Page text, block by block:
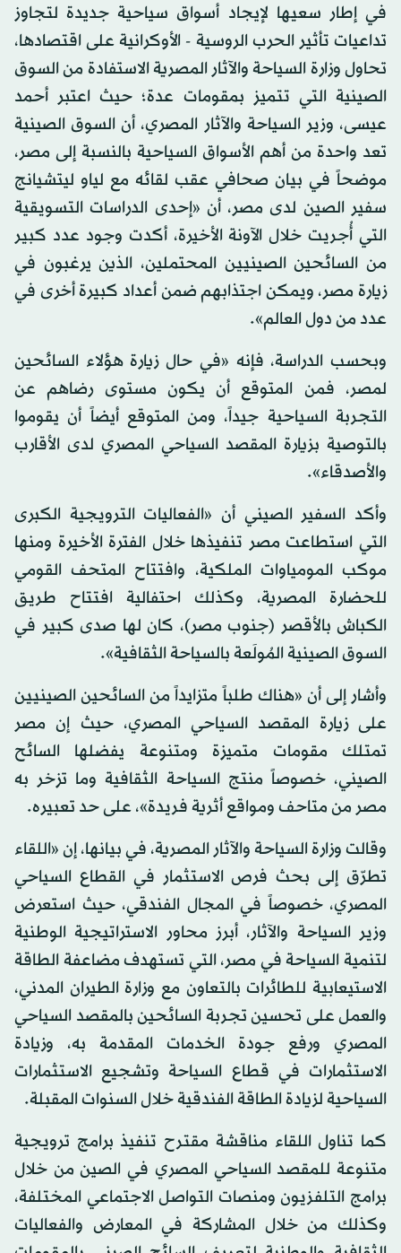
في إطار سعيها لإيجاد أسواق سياحية جديدة لتجاوز
تداعيات تأثير الحرب الروسية - الأوكرانية على اقتصادها،
تحاول وزارة السياحة والآثار المصرية الاستفادة من السوق
الصينية التي تتميز بمقومات عدة؛ حيث اعتبر أحمد
عيسى، وزير السياحة والآثار المصري، أن السوق الصينية
تعد واحدة من أهم الأسواق السياحية بالنسبة إلى مصر،
موضحاً في بيان صحافي عقب لقائه مع لياو ليتشيانج
سفير الصين لدى مصر، أن «إحدى الدراسات التسويقية
التي أُجريت خلال الآونة الأخيرة، أكدت وجود عدد كبير
من السائحين الصينيين المحتملين، الذين يرغبون في
زيارة مصر، ويمكن اجتذابهم ضمن أعداد كبيرة أخرى في
عدد من دول العالم».
وبحسب الدراسة، فإنه «في حال زيارة هؤلاء السائحين
لمصر، فمن المتوقع أن يكون مستوى رضاهم عن
التجربة السياحية جيداً، ومن المتوقع أيضاً أن يقوموا
بالتوصية بزيارة المقصد السياحي المصري لدى الأقارب
والأصدقاء».
وأكد السفير الصيني أن «الفعاليات الترويجية الكبرى
التي استطاعت مصر تنفيذها خلال الفترة الأخيرة ومنها
موكب المومياوات الملكية، وافتتاح المتحف القومي
للحضارة المصرية، وكذلك احتفالية افتتاح طريق
الكباش بالأقصر (جنوب مصر)، كان لها صدى كبير في
السوق الصينية المُولَعة بالسياحة الثقافية».
وأشار إلى أن «هناك طلباً متزايداً من السائحين الصينيين
على زيارة المقصد السياحي المصري، حيث إن مصر
تمتلك مقومات متميزة ومتنوعة يفضلها السائح
الصيني، خصوصاً منتج السياحة الثقافية وما تزخر به
مصر من متاحف ومواقع أثرية فريدة»، على حد تعبيره.
وقالت وزارة السياحة والآثار المصرية، في بيانها، إن «اللقاء
تطرّق إلى بحث فرص الاستثمار في القطاع السياحي
المصري، خصوصاً في المجال الفندقي، حيث استعرض
وزير السياحة والآثار، أبرز محاور الاستراتيجية الوطنية
لتنمية السياحة في مصر، التي تستهدف مضاعفة الطاقة
الاستيعابية للطائرات بالتعاون مع وزارة الطيران المدني،
والعمل على تحسين تجربة السائحين بالمقصد السياحي
المصري ورفع جودة الخدمات المقدمة به، وزيادة
الاستثمارات في قطاع السياحة وتشجيع الاستثمارات
السياحية لزيادة الطاقة الفندقية خلال السنوات المقبلة.
كما تناول اللقاء مناقشة مقترح تنفيذ برامج ترويجية
متنوعة للمقصد السياحي المصري في الصين من خلال
برامج التلفزيون ومنصات التواصل الاجتماعي المختلفة،
وكذلك من خلال المشاركة في المعارض والفعاليات